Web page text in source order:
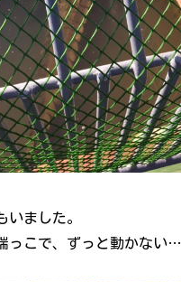
いました。
っこで、ずっと動かない…